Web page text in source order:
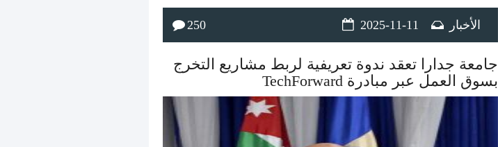
2025-11-11 الأخبار 250
جامعة جدارا تعقد ندوة تعريفية لربط مشاريع التخرج
بسوق العمل عبر مبادرة TechForward